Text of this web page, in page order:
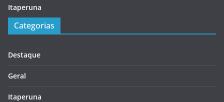
Itaperuna
Categorias
Destaque
Geral
Itaperuna